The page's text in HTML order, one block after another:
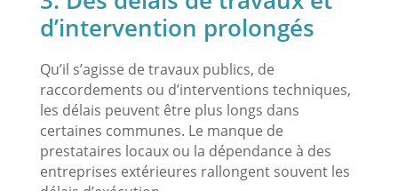
d’intervention prolongés
Qu’il s’agisse de travaux publics, de
raccordements ou d’interventions techniques,
les délais peuvent être plus longs dans
certaines communes. Le manque de
prestataires locaux ou la dépendance à des
entreprises extérieures rallongent souvent les